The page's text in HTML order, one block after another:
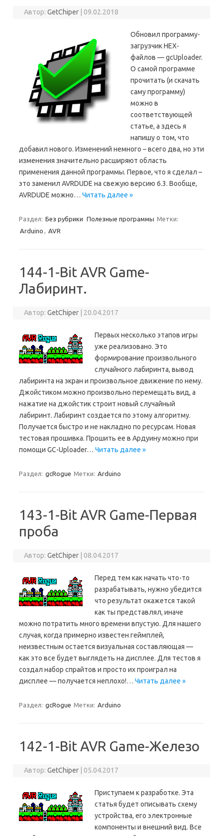
Автор:GetChiper 09.02.2018
Обновил программу-
загрузчик HEX-
файлов — gcUploader.
О самой программе
прочитать (и скачать
саму программу)
можно в
соответствующей
статье, а здесь я
напишу о том, что
добавил нового. Изменений немного – всего два, но эти
изменения значительно расширяют область
применения данной программы. Первое, что я сделал –
это заменил AVRDUDE на свежую версию 6.3. Вообще,
AVRDUDE можно… Читать далее »
Раздел: Без рубрики Полезные программы Метки:
Arduino , AVR
144-1-Bit AVR Game-
Лабиринт.
Автор:GetChiper 20.04.2017
Первых несколько этапов игры
уже реализовано. Это
формирование произвольного
случайного лабиринта, вывод
лабиринта на экран и произвольное движение по нему.
Джойстиком можно произвольно перемещать вид, а
нажатие на джойстик строит новый случайный
лабиринт. Лабиринт создается по этому алгоритму.
Получается быстро и не накладно по ресурсам. Новая
тестовая прошивка. Прошить ее в Ардуину можно при
помощи GC-Uploader… Читать далее »
Раздел: gcRogue Метки: Arduino
143-1-Bit AVR Game-Первая
проба
Автор:GetChiper 08.04.2017
Перед тем как начать что-то
разрабатывать, нужно убедится
что результат окажется такой
как ты представлял, иначе
можно потратить много времени впустую. Для нашего
случая, когда примерно известен геймплей,
неизвестным остается визуальная составляющая —
как это все будет выглядеть на дисплее. Для тестов я
создал набор спрайтов и просто их проиграл на
дисплее — получается неплохо!… Читать далее »
Раздел: gcRogue Метки: Arduino
142-1-Bit AVR Game-Железо
Автор:GetChiper 05.04.2017
Приступаем к разработке. Эта
статья будет описывать схему
устройства, его электронные
компоненты и внешний вид. Все